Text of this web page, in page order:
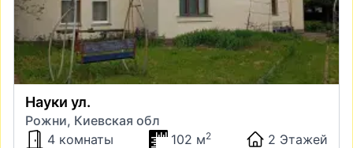
Науки ул.
Рожни, Киевская обл
4 комнаты
102 м2
2 Этажей